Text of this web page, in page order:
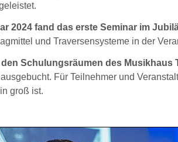
2024 fand das erste Seminar im
und Traversensysteme in der
den Schulungsräumen des Musikhaus
Für Teilnehmer und
groß ist.